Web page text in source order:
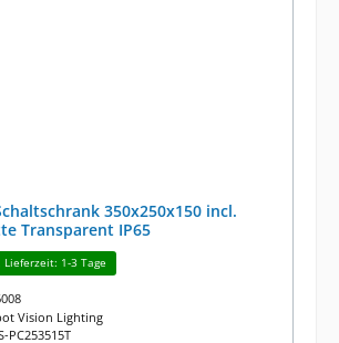
350x250x150 incl.
Transparent IP65
Lieferzeit: 1-3 Tage
Vision Lighting
PC253515T